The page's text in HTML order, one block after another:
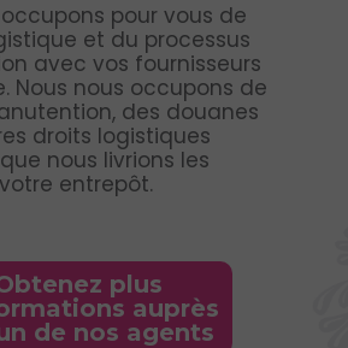
plus
auprès
de nos agents
pour vous de
et du processus
avec vos fournisseurs
Nous nous occupons de
des douanes
droits logistiques
nous livrions les
entrepôt.